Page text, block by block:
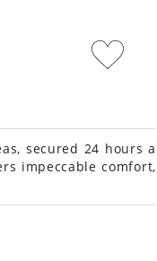
secured 24 hours a
impeccable comfort,